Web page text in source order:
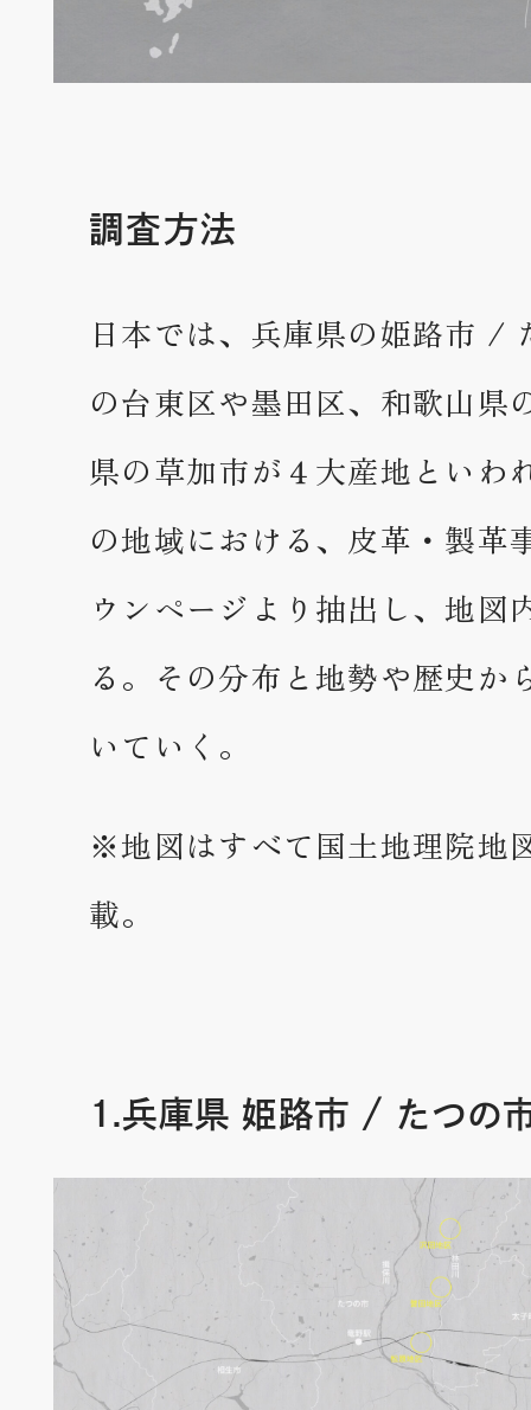
調査方法
日本では、兵庫県の姫路市 /
の台東区や墨田区、和歌山県
県の草加市が４大産地といわ
の地域における、皮革・製革
ウンページより抽出し、地図
る。その分布と地勢や歴史か
いていく。
※地図はすべて国土地理院地
載。
1.兵庫県 姫路市 / たつの